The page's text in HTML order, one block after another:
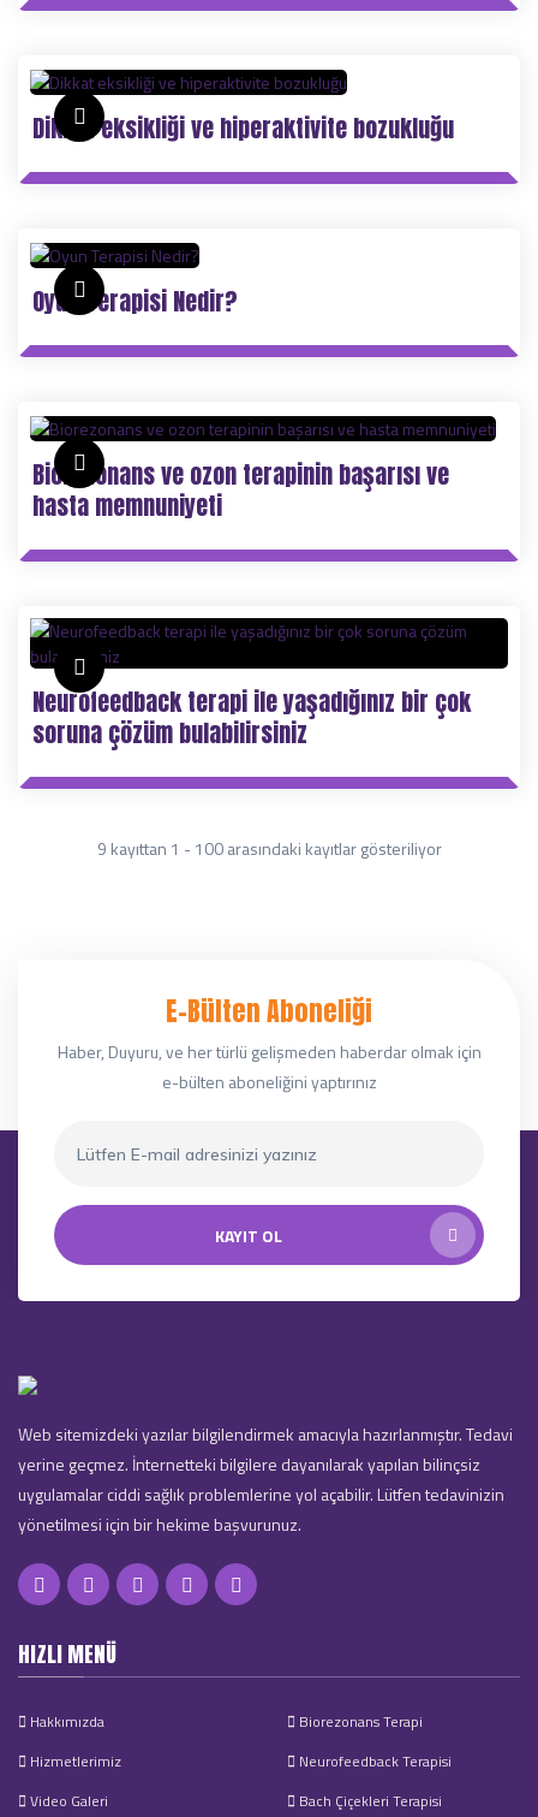
Dikkat eksikliği ve hiperaktivite bozukluğu
Oyun Terapisi Nedir?
Biorezonans ve ozon terapinin başarısı ve
hasta memnuniyeti
Neurofeedback terapi ile yaşadığınız bir çok
soruna çözüm bulabilirsiniz
9 kayıttan 1 - 100 arasındaki kayıtlar gösteriliyor
E-Bülten Aboneliği
Haber, Duyuru, ve her türlü gelişmeden haberdar olmak için
e-bülten aboneliğini yaptırınız
KAYIT OL
Web sitemizdeki yazılar bilgilendirmek amacıyla hazırlanmıştır. Tedavi
yerine geçmez. İnternetteki bilgilere dayanılarak yapılan bilinçsiz
uygulamalar ciddi sağlık problemlerine yol açabilir. Lütfen tedavinizin
yönetilmesi için bir hekime başvurunuz.
HIZLI MENÜ
Hakkımızda
Biorezonans Terapi
Hizmetlerimiz
Neurofeedback Terapisi
Video Galeri
Bach Çiçekleri Terapisi